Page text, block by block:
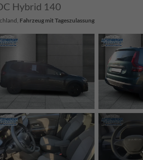
Hybrid 140
Fahrzeug mit Tageszulassung